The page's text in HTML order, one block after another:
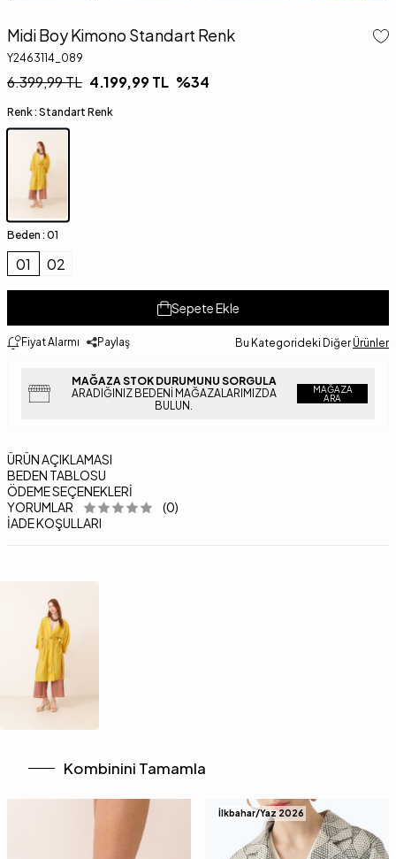
Midi Boy Kimono Standart Renk
Y2463114_089
6.399,99TL 4.199,99TL %34
Renk : Standart Renk
Beden : 01
01 02
Sepete Ekle
Fiyat Alarmı Paylaş Bu Kategorideki Diğer Ürünler
MAĞAZA STOK DURUMUNU SORGULA
ARADIĞINIZ BEDENI MAĞAZALARIMIZDA
BULUN.
MAĞAZA
ARA
ÜRÜN AÇIKLAMASI
BEDEN TABLOSU
ÖDEME SEÇENEKLERI
YORUMLAR
(0)
İADE KOŞULLARI
Kombinini Tamamla
İlkbahar/Yaz 2026